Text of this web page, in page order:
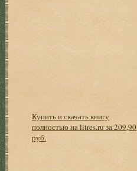
Купить и скачать книгу
полностью на litres.ru за 209,90
руб.